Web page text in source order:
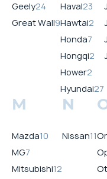
Geely24
Great Wall9
Haval23
Hawtai2
Honda7
Hongqi2
Hower2
Hyundai27
M
Mazda10
MG7
Mitsubishi12
N
Nissan11